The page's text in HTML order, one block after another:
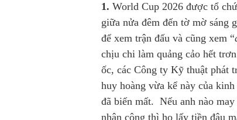
1. World Cup 2026 được tổ
giữa nửa đêm đến tờ mờ
để xem trận đấu và cũng xem “
chịu chi làm quảng cảo hết
ốc, các Công ty Kỹ thuật phát
huy hoàng vừa kể này của
đã biến mất. Nếu anh nào
nhân công thì họ lấy tiền đâu